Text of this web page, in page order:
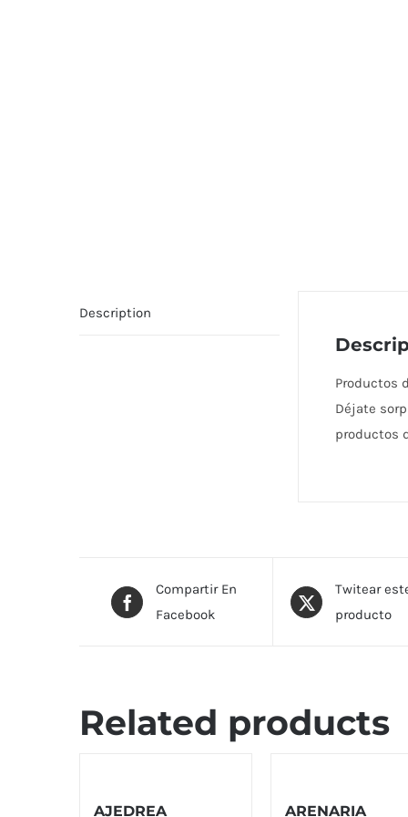
Description
Productos
Déjate
productos
Compartir En
Facebook
Twitear
producto
Related products
AJEDREA ARENARIA